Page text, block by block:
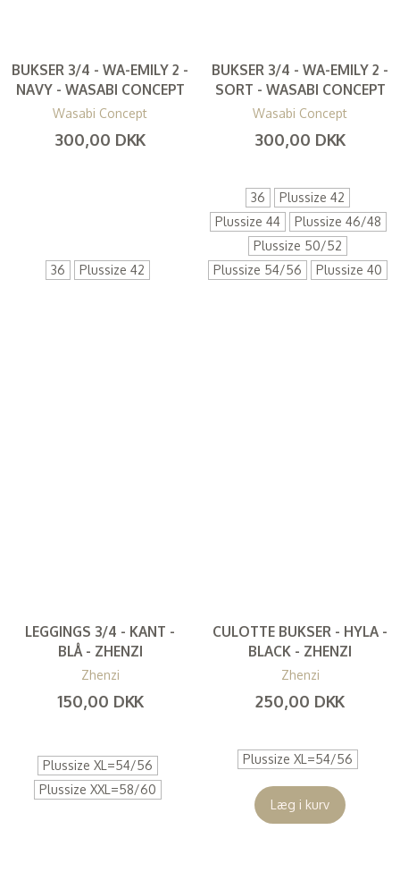
BUKSER 3/4 - WA-EMILY 2 -
NAVY - WASABI CONCEPT
Wasabi Concept
300,00 DKK
36 Plussize 42
BUKSER 3/4 - WA-EMILY 2 -
SORT - WASABI CONCEPT
Wasabi Concept
300,00 DKK
36
Plussize 42
Plussize 44
Plussize 46/48
Plussize 50/52
Plussize 54/56
Plussize 40
LEGGINGS 3/4 - KANT -
BLÅ - ZHENZI
Zhenzi
150,00 DKK
Plussize XL=54/56
Plussize XXL=58/60
CULOTTE BUKSER - HYLA -
BLACK - ZHENZI
Zhenzi
250,00 DKK
Plussize XL=54/56
Læg i kurv